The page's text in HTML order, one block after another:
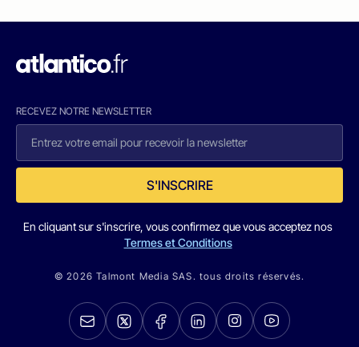
RECEVEZ NOTRE NEWSLETTER
S'INSCRIRE
En cliquant sur s'inscrire, vous confirmez que vous acceptez nos
Termes et Conditions
© 2026 Talmont Media SAS. tous droits réservés.